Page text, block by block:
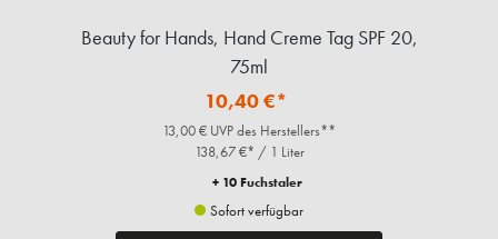
Beauty for Hands, Hand Creme Tag SPF 20,
75ml
10,40 €*
13,00 € UVP des Herstellers**
138,67 €* / 1 Liter
+ 10 Fuchstaler
Sofort verfügbar